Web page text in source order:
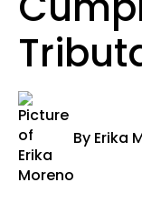
By Erika